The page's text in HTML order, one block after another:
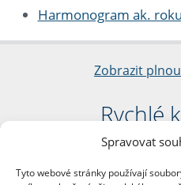
Spravovat
Tyto webové stránky používají
Harmonogram ak. roku
Zobrazit
Rychlé
nám. Jana